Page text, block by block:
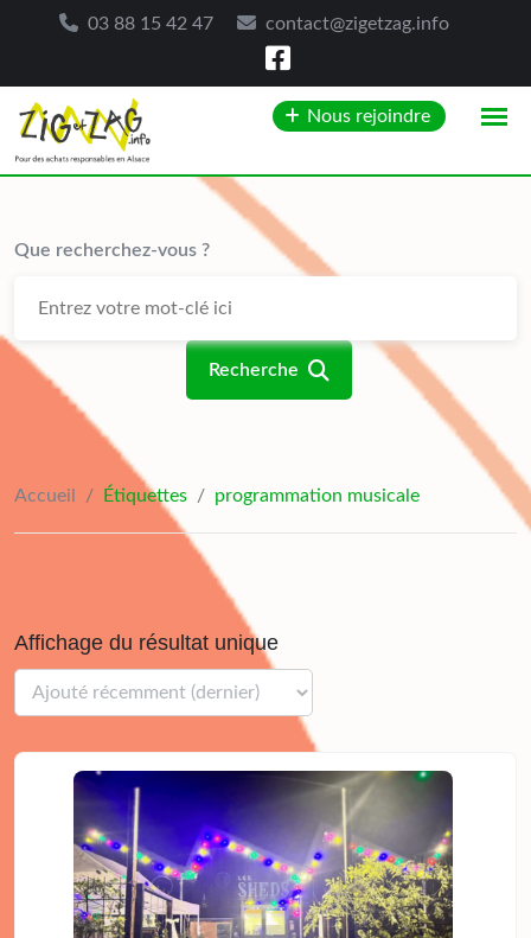
03 88 15 42 47 contact@zigetzag.info
content
Nous rejoindre
Que recherchez-vous ?
Recherche
Accueil / Étiquettes / programmation musicale
Affichage du résultat unique